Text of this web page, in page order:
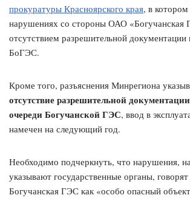
прокуратуры Красноярского края, в
нарушениях со стороны ОАО «Богучанская
отсутствием разрешительной документации
БоГЭС.
Кроме того, разъяснения Минрегиона
отсутствие разрешительной
очереди Богучанской ГЭС, ввод в
намечен на следующий год.
Необходимо подчеркнуть, что нарушения,
указывают государственные органы,
Богучанская ГЭС как «особо опасный